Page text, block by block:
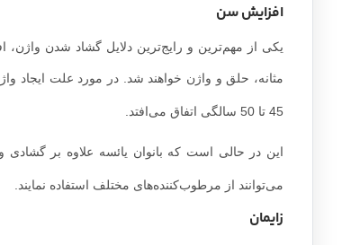
افزایش سن
یکی از مهم‌ترین و رایج‌ترین دلایل گشاد شدن
مثانه، حلق و واژن خواهند شد. در مورد علت ایجاد
45 تا 50 سالگی اتفاق می‌افتد.
این در حالی است که بانوان یائسه علاوه بر گشادی
می‌توانند از مرطوب‌کننده‌های مختلف استفاده نمایند.
زایمان